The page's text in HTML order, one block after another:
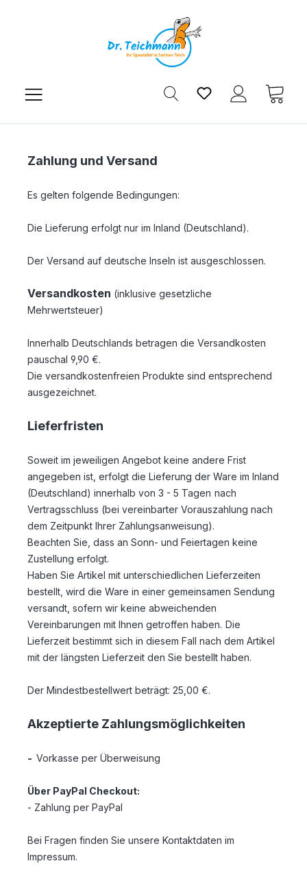
Du hast 0
Zahlung und Versand
Es gelten folgende Bedingungen:
Die Lieferung erfolgt nur im Inland (Deutschland).
Der Versand auf deutsche Inseln ist ausgeschlossen.
Versandkosten (inklusive gesetzliche
Mehrwertsteuer)
Innerhalb Deutschlands betragen die Versandkosten
pauschal 9,90 €.
Die versandkostenfreien Produkte sind entsprechend
ausgezeichnet.
Lieferfristen
Soweit im jeweiligen Angebot keine andere Frist
angegeben ist, erfolgt die Lieferung der Ware im Inland
(Deutschland) innerhalb von 3 - 5 Tagen nach
Vertragsschluss (bei vereinbarter Vorauszahlung nach
dem Zeitpunkt Ihrer Zahlungsanweisung).
Beachten Sie, dass an Sonn- und Feiertagen keine
Zustellung erfolgt.
Haben Sie Artikel mit unterschiedlichen Lieferzeiten
bestellt, wird die Ware in einer gemeinsamen Sendung
versandt, sofern wir keine abweichenden
Vereinbarungen mit Ihnen getroffen haben. Die
Lieferzeit bestimmt sich in diesem Fall nach dem Artikel
mit der längsten Lieferzeit den Sie bestellt haben.
Der Mindestbestellwert beträgt: 25,00 €.
Akzeptierte Zahlungsmöglichkeiten
- Vorkasse per Überweisung
Über PayPal Checkout:
- Zahlung per PayPal
Bei Fragen finden Sie unsere Kontaktdaten im
Impressum.